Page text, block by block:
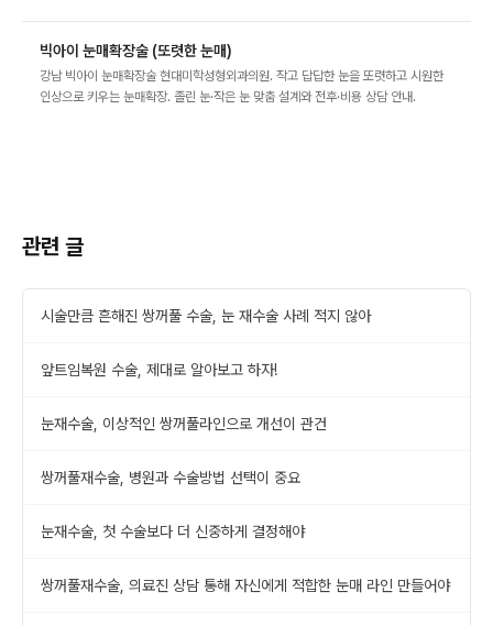
빅아이 눈매확장술 (또렷한 눈매)
강남 빅아이 눈매확장술 현대미학성형외과의원. 작고 답답한 눈을 또렷하고 시원한
인상으로 키우는 눈매확장. 졸린 눈·작은 눈 맞춤 설계와 전후·비용 상담 안내.
관련 글
시술만큼 흔해진 쌍꺼풀 수술, 눈 재수술 사례 적지 않아
앞트임복원 수술, 제대로 알아보고 하자!
눈재수술, 이상적인 쌍꺼풀라인으로 개선이 관건
쌍꺼풀재수술, 병원과 수술방법 선택이 중요
눈재수술, 첫 수술보다 더 신중하게 결정해야
쌍꺼풀재수술, 의료진 상담 통해 자신에게 적합한 눈매 라인 만들어야